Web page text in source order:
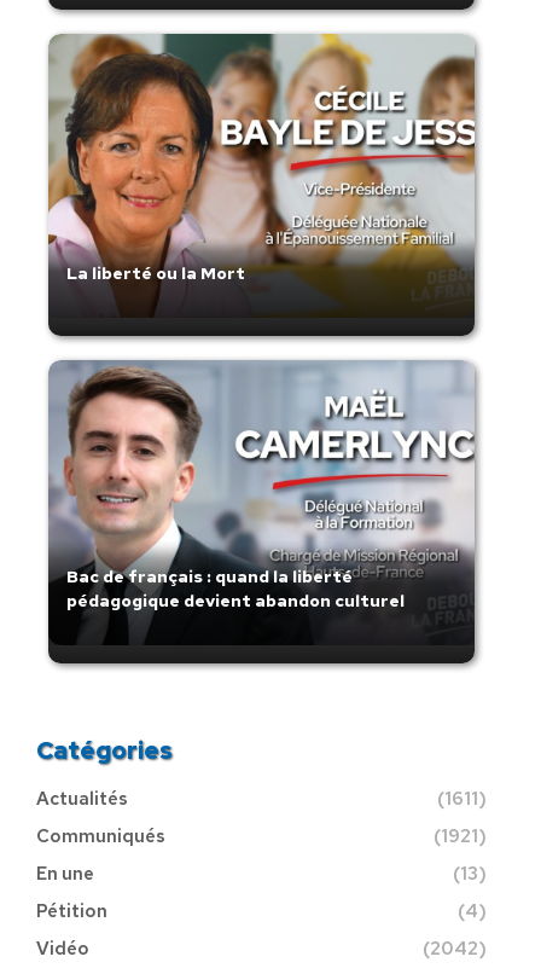
La liberté ou la Mort
Bac de français : quand la liberté
pédagogique devient abandon culturel
Catégories
Actualités
(1611)
Communiqués
(1921)
En une
(13)
Pétition
(4)
Vidéo
(2042)